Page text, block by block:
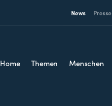
News Presse
Home Themen Menschen